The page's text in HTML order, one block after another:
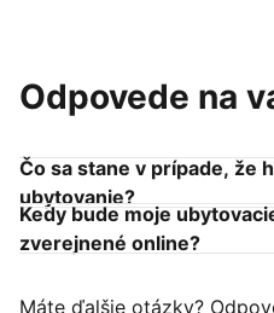
Odpovede na
Čo sa stane v prípade, že
ubytovanie?
Kedy bude moje
zverejnené online?
Máte ďalšie otázky?